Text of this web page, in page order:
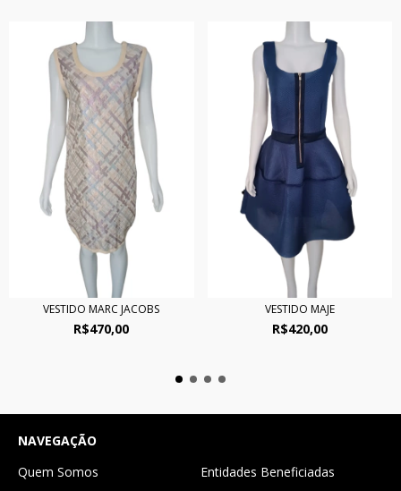
VESTIDO MARC JACOBS
R$470,00
VESTIDO MAJE
R$420,00
NAVEGAÇÃO
Quem Somos
Entidades Beneficiadas